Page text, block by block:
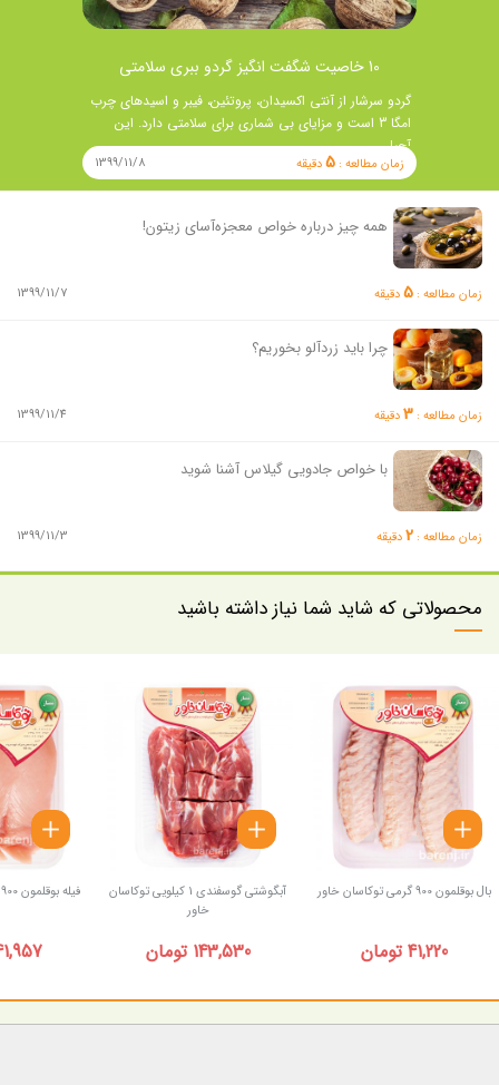
10 خاصیت شگفت انگیز گردو ببری سلامتی
گردو سرشار از آنتی اکسیدان، پروتئین، فیبر و اسیدهای چرب
امگا 3 است و مزایای بی شماری برای سلامتی دارد. این
آجیل …
زمان مطالعه : 5دقیقه 1399/11/8
همه چیز درباره خواص معجزه‌آسای زیتون!
زمان مطالعه : 5دقیقه 1399/11/7
چرا باید زردآلو بخوریم؟
زمان مطالعه : 3دقیقه 1399/11/4
با خواص جادویی گیلاس آشنا شوید
زمان مطالعه : 2دقیقه 1399/11/3
محصولاتی که شاید شما نیاز داشته باشید
بال بوقلمون 900 گرمی توکاسان خاور
41,220 تومان
آبگوشتی گوسفندی 1 کیلویی توکاسان
خاور
143,530 تومان
فیله بوقلمون 900 گرمی توکاسان خاور
141,957